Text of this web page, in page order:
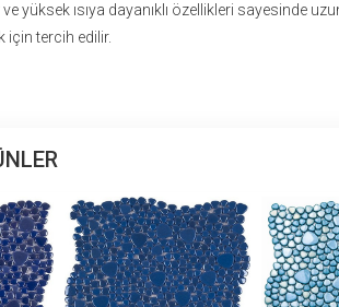
yüksek ısıya dayanıklı özellikleri sayesinde
için tercih edilir.